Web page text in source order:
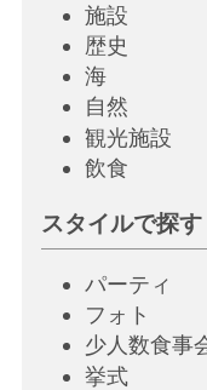
施設
歴史
海
自然
観光施設
飲食
スタイルで探す
パーティ
フォト
少人数食事
挙式